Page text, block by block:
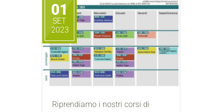
01
SET
2023
Riprendiamo i nostri corsi di